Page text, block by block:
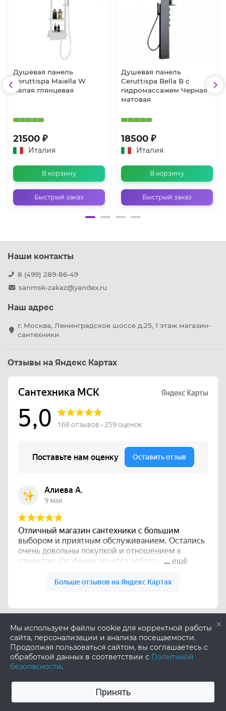
×
Мы используем файлы cookie для корректной работы
сайта, персонализации и анализа посещаемости.
Продолжая пользоваться сайтом, вы соглашаетесь с
обработкой данных в соответствии с Политикой
безопасности.
Принять
Душевая панель
Ceruttispa Maiella W
Белая глянцевая
21500 ₽
Италия
В корзину
Быстрый заказ
Душевая панель
Ceruttispa Bella B с
гидромассажем Черная
матовая
18500 ₽
Италия
В корзину
Быстрый заказ
Наши контакты
8 (499) 289-86-49
sanmsk-zakaz@yandex.ru
Наш адрес
г. Москва, Ленинградское шоссе д.25, 1 этаж магазин-
сантехники
Отзывы на Яндекс Картах
0 0